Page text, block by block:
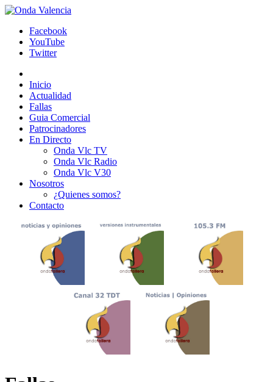
Facebook
YouTube
Twitter
Inicio
Actualidad
Fallas
Guia Comercial
Patrocinadores
En Directo
Onda Vlc TV
Onda Vlc Radio
Onda Vlc V30
Nosotros
¿Quienes somos?
Contacto